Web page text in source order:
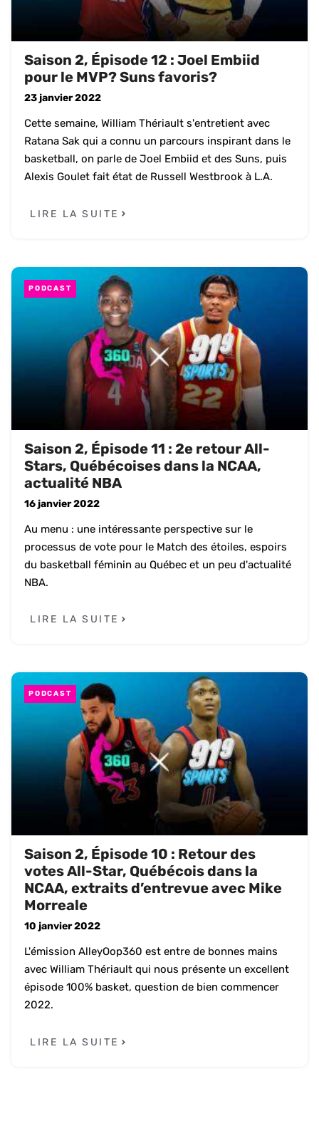
Saison 2, Épisode 12 : Joel Embiid
pour le MVP? Suns favoris?
23 janvier 2022
Cette semaine, William Thériault s'entretient avec
Ratana Sak qui a connu un parcours inspirant dans le
basketball, on parle de Joel Embiid et des Suns, puis
Alexis Goulet fait état de Russell Westbrook à L.A.
LIRE LA SUITE
PODCAST
Saison 2, Épisode 11 : 2e retour All-
Stars, Québécoises dans la NCAA,
actualité NBA
16 janvier 2022
Au menu : une intéressante perspective sur le
processus de vote pour le Match des étoiles, espoirs
du basketball féminin au Québec et un peu d'actualité
NBA.
LIRE LA SUITE
PODCAST
Saison 2, Épisode 10 : Retour des
votes All-Star, Québécois dans la
NCAA, extraits d’entrevue avec Mike
Morreale
10 janvier 2022
L'émission AlleyOop360 est entre de bonnes mains
avec William Thériault qui nous présente un excellent
épisode 100% basket, question de bien commencer
2022.
LIRE LA SUITE